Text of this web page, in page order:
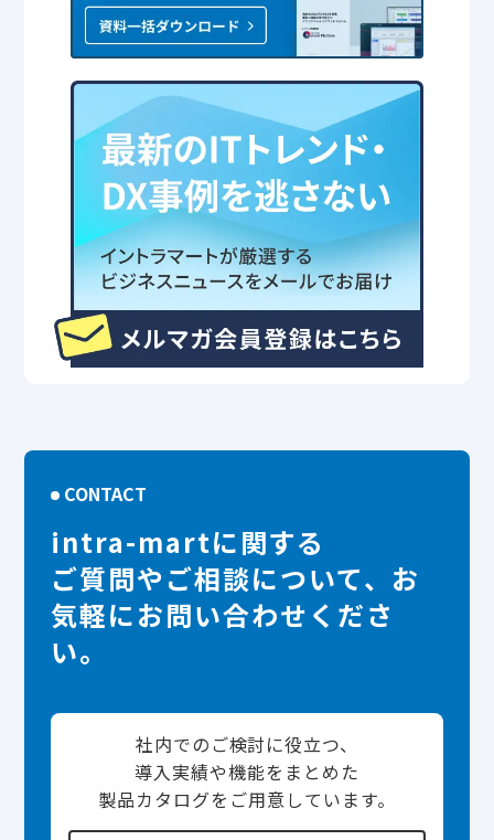
CONTACT
intra-martに関する
ご質問やご相談について、お
気軽にお問い合わせくださ
い。
社内でのご検討に役立つ、
導入実績や機能をまとめた
製品カタログをご用意しています。